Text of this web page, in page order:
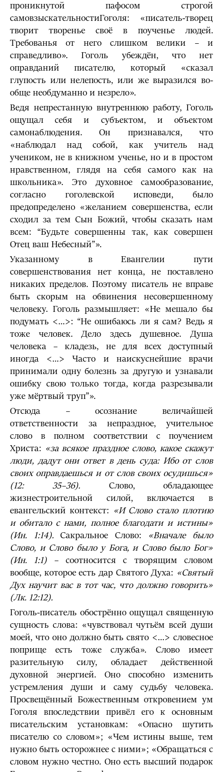
проникнутой пафосом строгой
самовзыскательностиГоголя: «писатель-творец
творит творенье своё в поученье людей.
Требованья от него слишком велики – и
справедливо». Гоголь убеждён, что нет
оправданий писателю, который «сказал
глупость или нелепость, или же выразился во­
обще необдуманно и незрело».
Ведя непрестанную внутреннюю работу, Гоголь
ощущал себя и субъектом, и объектом
самонаблюдения. Он признавался, что
«наблюдал над собой, как учитель над
учеником, не в книжном ученье, но и в простом
нравственном, глядя на себя самого как на
школьника». Это духовное самообразование,
согласно гоголевской исповеди, было
предопределено «желанием совершенства, если
сходил за тем Сын Божий, чтобы сказать нам
всем: “Будьте совершенны так, как совершен
Отец ваш Небесный”».
Указанному в Евангелии пути
совершенствования нет конца, не поставлено
никаких пределов. Поэтому писатель не вправе
быть ско­рым на обвинения несовершенному
человеку. Гоголь размышляет: «Не мешало бы
подумать <…>: “Не ошибаюсь ли я сам? Ведь я
тоже человек. Дело здесь душевное. Душа
человека – кла­дезь, не для всех доступный
иногда <…> Часто и наискуснейшие врачи
принимали одну болезнь за другую и узнавали
ошибку свою только тогда, когда разрезывали
уже мёрт­вый труп”».
Отсюда – осознание величайшей
ответственности за непраздное, учительное
слово в полном соответствии с поучением
Христа: «за всякое праздное слово, какое скажут
люди, дадут они ответ в день суда: Ибо от слов
своих оправдаешься и от слов своих осудишься»
(12: 35–36). Слово, обладающее
жизнестроительной силой, включается в
евангельский контекст: «И Слово стало плотию
и обитало с нами, полное благодати и истины»
(Ин. 1:14).Сакральное Слово:
«Вначале было
Слово, и Слово было у Бога, и Слово было Бог»
(Ин. 1:1) – соотносится с творящим словом
вообще, которое есть дар Святого Духа: «Святый
Дух научит вас в тот час, что должно говорить»
(Лк. 12:12).
Гоголь-писатель обострённо ощущал священную
сущность слова: «чувствовал чутьём всей души
моей, что оно должно быть свято <…> словесное
поприще есть тоже служба». Слово имеет
разитель­ную силу, обладает действенной
духовной энергией. Оно способно изменить
устрем­ления души и саму судьбу человека.
Просвещённый Божественным откровением ум
Гоголя впоследствии привёл его к ос­новным
писательским установкам: «Опасно шутить
писателю со словом»; «Чем истины выше, тем
нужно быть осторожнее с ними»; «Обращаться с
словом нужно честно. Оно есть высший подарок